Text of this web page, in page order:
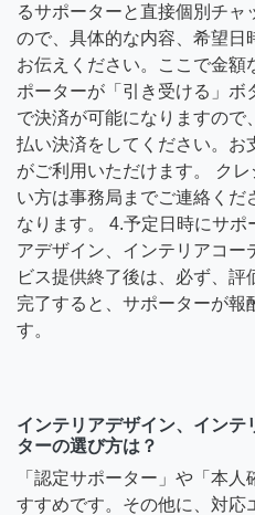
るサポーターと直接個別チ
ので、具体的な内容、希望日
お伝えください。ここで金額
ポーターが「引き受ける」ボ
で決済が可能になりますの
払い決済をしてください。お
がご利用いただけます。 ク
い方は事務局までご連絡くだ
なります。 4.予定日時にサポ
アデザイン、インテリアコー
ビス提供終了後は、必ず、
完了すると、サポーターが報
す。
インテリアデザイン、イン
ターの選び方は？
「認定サポーター」や「本
すすめです。その他に、対応